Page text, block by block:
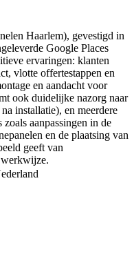
Haarlem), gevestigd in
Google Places
ervaringen: klanten
vlotte offertestappen en
en aandacht voor
ook duidelijke nazorg naar
installatie), en meerdere
aanpassingen in de
en de plaatsing van
geeft van
werkwijze.